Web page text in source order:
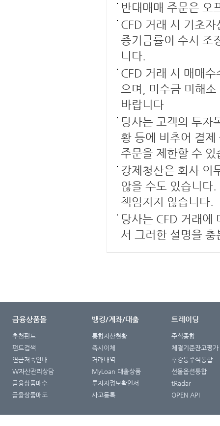
반대매매 주문은 오
CFD 거래 시 기초
증거금률이 수시 조
니다.
CFD 거래 시 매매
으며, 미수금 미해
바랍니다
당사는 고객의 투자
황 등에 비추어 결
주문을 제한할 수 있
강제청산은 회사 의
않을 수도 있습니다
책임지지 않습니다.
당사는 CFD 거래에
서 그러한 설명을
금융상품몰
추천펀드
펀드검색
연금저축안내
W자산관리상담
금융상품매수
금융상품매도
뱅킹/계좌/대출
통합자산현황
즉시이체
거래내역
MyLoan 대출상품
투자자정보확인서
사고등록
트레이딩
주식종합
체결기준잔고평가
후강퉁주식통합
선물옵션통합
tRadar
OPEN API